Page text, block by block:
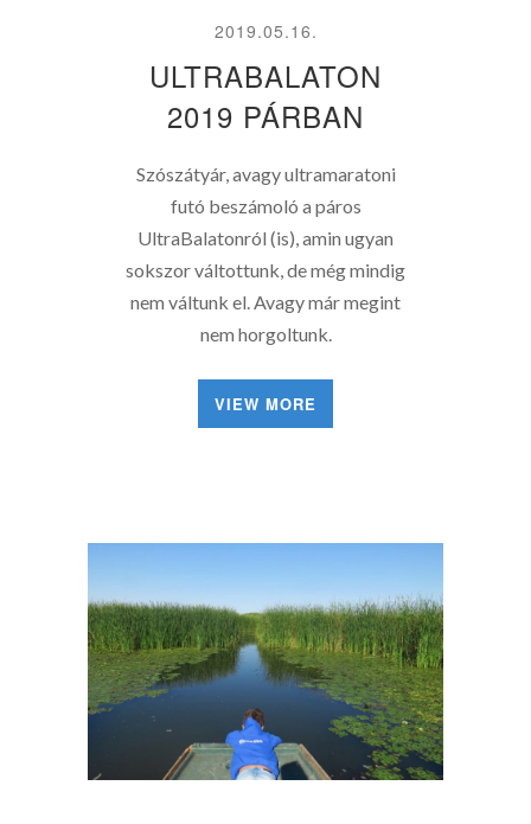
2019.05.16.
ULTRABALATON
2019 PÁRBAN
Szószátyár, avagy ultramaratoni
futó beszámoló a páros
UltraBalatonról (is), amin ugyan
sokszor váltottunk, de még mindig
nem váltunk el. Avagy már megint
nem horgoltunk.
VIEW MORE